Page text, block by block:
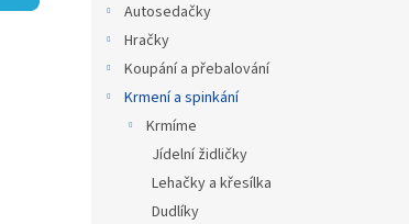
Autosedačky
Hračky
Koupání a přebalování
Krmení a spinkání
Krmíme
Jídelní židličky
Lehačky a křesílka
Dudlíky